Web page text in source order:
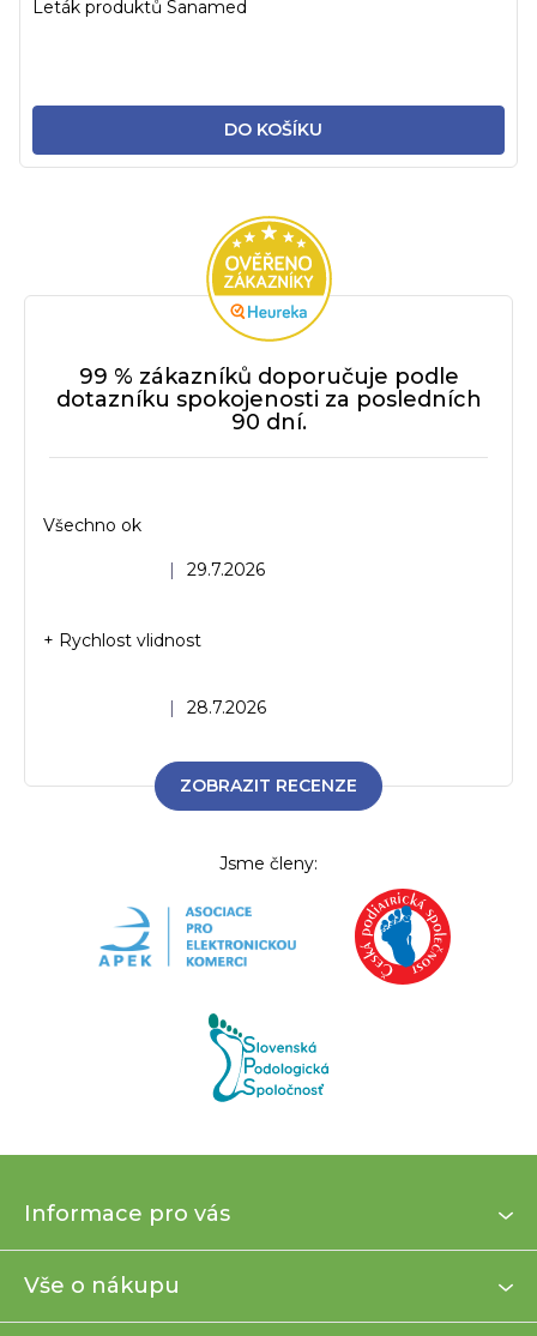
DO KOŠÍKU
Leták produktů Sanamed
99 % zákazníků doporučuje podle
dotazníku spokojenosti za posledních
90 dní.
Hodnocení obchodu je 5 z 5 hvězdiček.
29.7.2026
Všechno ok
Hodnocení obchodu je 5 z 5 hvězdiček.
28.7.2026
+ Rychlost vlidnost
ZOBRAZIT RECENZE
Jsme členy:
p
t
Informace pro vás
Vše o nákupu